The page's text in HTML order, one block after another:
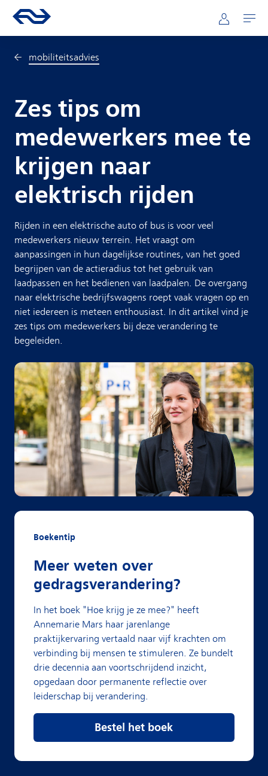
Direct naar hoofdinhoud
Hoofdnavigatie
Ga naar de homepage van ns.nl Mijn NS
Openen
mobiliteitsadvies
Zes tips om
medewerkers mee te
krijgen naar
elektrisch rijden
Rijden in een elektrische auto of bus is voor veel
medewerkers nieuw terrein. Het vraagt om
aanpassingen in hun dagelijkse routines, van het goed
begrijpen van de actieradius tot het gebruik van
laadpassen en het bedienen van laadpalen. De overgang
naar elektrische bedrijfswagens roept vaak vragen op en
niet iedereen is meteen enthousiast. In dit artikel vind je
zes tips om medewerkers bij deze verandering te
begeleiden.
Boekentip
Meer weten over
gedragsverandering?
In het boek "Hoe krijg je ze mee?" heeft
Annemarie Mars haar jarenlange
praktijkervaring vertaald naar vijf krachten om
verbinding bij mensen te stimuleren. Ze bundelt
drie decennia aan voortschrijdend inzicht,
opgedaan door permanente reflectie over
leiderschap bij verandering.
Bestel het boek